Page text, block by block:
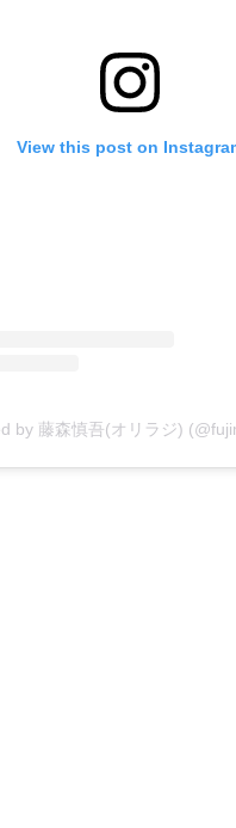
View this post on
by 藤森慎吾(オリラジ)